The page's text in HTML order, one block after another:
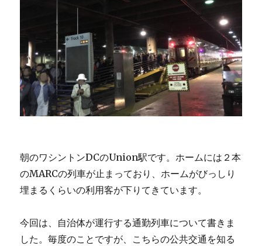
朝のワシントンDCのUnion駅です。ホームには２本
のMARCの列車が止まっており、ホームがびっしり
埋まるくらいの利用客が下りてきています。
今回は、自治体が運行する通勤列車について書きま
した。毎度のことですが、こちらの公共交通を知る